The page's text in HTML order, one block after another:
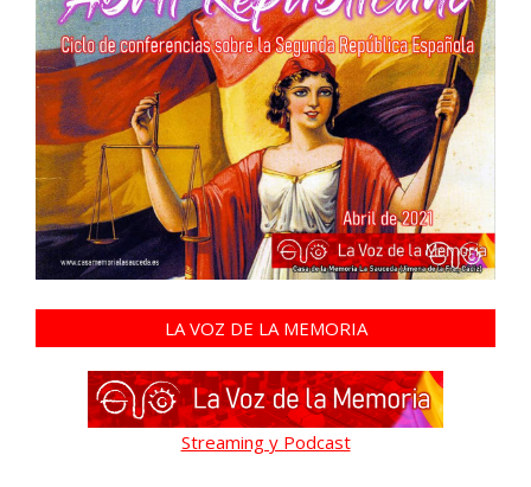
LA VOZ DE LA MEMORIA
Streaming y Podcast